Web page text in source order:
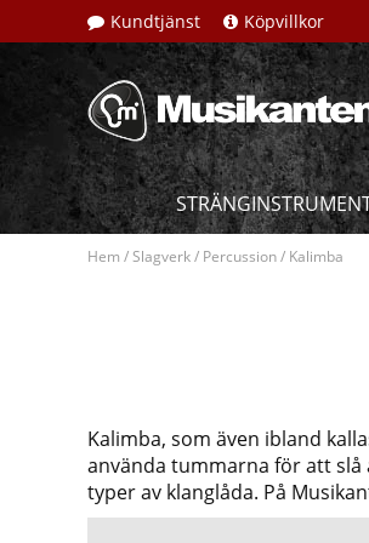
Kundtjänst Köpvillkor
Hem /Slagverk/ Percussion/ Kalimba
Kalimba, som även ibland
använda tummarna för att slå
typer av klanglåda. På